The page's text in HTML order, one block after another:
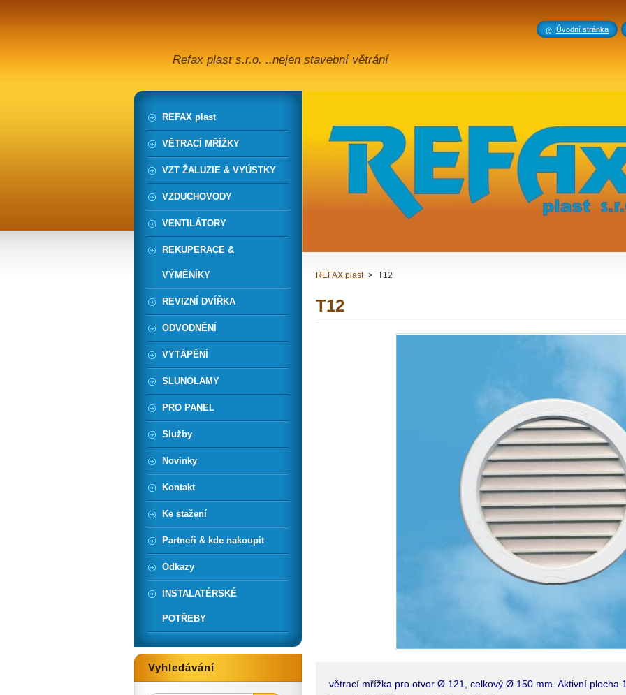
Refax plast s.r.o. ..nejen stavební větrání
REFAX plast > T12
T12
větrací mřížka pro otvor Ø 121, celkový Ø 150 mm. Aktivní plocha
REFAX plast
VĚTRACÍ MŘÍŽKY
VZT ŽALUZIE & VYÚSTKY
VZDUCHOVODY
VENTILÁTORY
REKUPERACE &
VÝMĚNÍKY
REVIZNÍ DVÍŘKA
ODVODNĚNÍ
VYTÁPĚNÍ
SLUNOLAMY
PRO PANEL
Služby
Novinky
Kontakt
Ke stažení
Partneři & kde nakoupit
Odkazy
INSTALATÉRSKÉ
POTŘEBY
Vyhledávání
Úvodní stránka